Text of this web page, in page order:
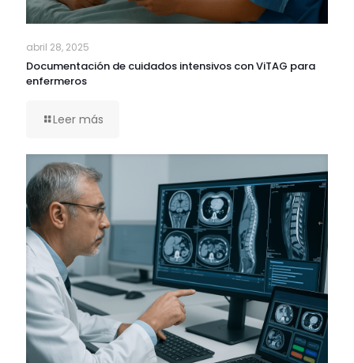
abril 28, 2025
Documentación de cuidados intensivos con ViTAG para
enfermeros
Leer más